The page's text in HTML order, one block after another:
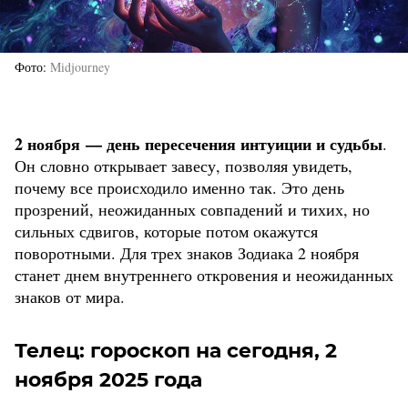
Фото Midjourney
2 ноября — день пересечения интуиции и судьбы.
Он словно открывает завесу, позволяя увидеть,
почему все происходило именно так. Это день
прозрений, неожиданных совпадений и тихих, но
сильных сдвигов, которые потом окажутся
поворотными. Для трех знаков Зодиака 2 ноября
станет днем внутреннего откровения и неожиданных
знаков от мира.
Телец: гороскоп на сегодня, 2
ноября 2025 года